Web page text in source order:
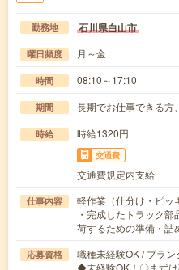
勤務地 石川県白山市
曜日頻度 月～金
時間 08:10～17:10
期間 長期でお仕事できる方
時給 時給1320円
交通費
交通費規定内支給
仕事内容
軽作業（仕分け・ピッ
・完成したトラック
荷するための準備・
応募資格
職種未経験OK / ブラ
◆未経験OK！〇まず